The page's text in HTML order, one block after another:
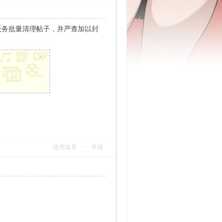
批量清理帖子，并严查加以封
x
使用道具 举报